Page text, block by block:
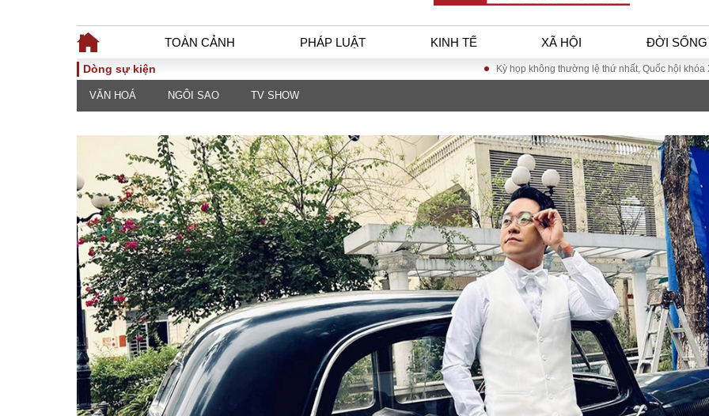
TOÀN CẢNH PHÁP LUẬT KINH TẾ XÃ HỘI ĐỜI SỐNG
TOÀN CẢNH
Chính sách
Sự kiện
Đối thoại
Thế giới
luật
Góc nhìn luật gia
Hồ sơ điều tra
Tiếng nói công dân
An ninh - Hình sự
Tài chính - Ngân
hàng
Kinh tế vĩ mô
Hồ sơ doanh
nghiệp
Xu hướng thị
trường
Tiêu dùng và dư
luận
Công nghệ
Giáo dục
Văn hoá
Môi trường
Giao
ĐA CHIỀU
Quan điểm
INFOCUS
Dòng sự kiện Kỳ họp không thường lệ thứ nhất, Quốc hội khóa XVI
VĂN HOÁ NGÔI SAO TV SHOW